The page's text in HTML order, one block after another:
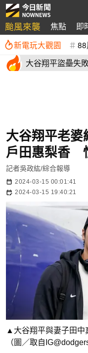
颱風來襲 焦點 即
新電玩大觀園
大谷翔平盜壘失
大谷翔平老
戶田惠梨香
記者吳政紘/綜合報導
2024-03-15 00:01:41
2024-03-15 19:40:21
▲大谷翔平與妻子田中
（圖／取自IG@dodgers